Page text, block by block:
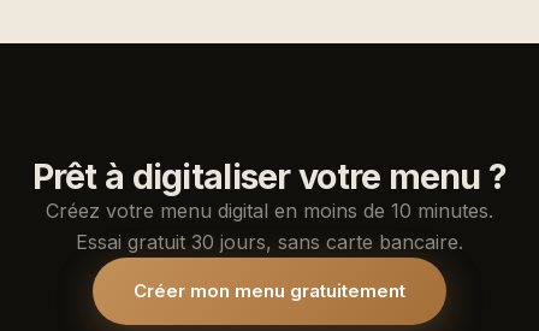
Prêt à digitaliser votre menu ?
Créez votre menu digital en moins de 10 minutes.
Essai gratuit 30 jours, sans carte bancaire.
Créer mon menu gratuitement